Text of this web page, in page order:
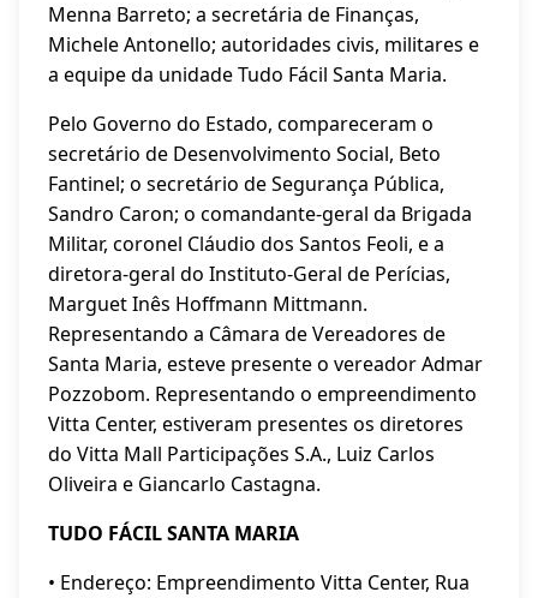
Menna Barreto; a secretária de Finanças,
Michele Antonello; autoridades civis, militares e
a equipe da unidade Tudo Fácil Santa Maria.
Pelo Governo do Estado, compareceram o
secretário de Desenvolvimento Social, Beto
Fantinel; o secretário de Segurança Pública,
Sandro Caron; o comandante-geral da Brigada
Militar, coronel Cláudio dos Santos Feoli, e a
diretora-geral do Instituto-Geral de Perícias,
Marguet Inês Hoffmann Mittmann.
Representando a Câmara de Vereadores de
Santa Maria, esteve presente o vereador Admar
Pozzobom. Representando o empreendimento
Vitta Center, estiveram presentes os diretores
do Vitta Mall Participações S.A., Luiz Carlos
Oliveira e Giancarlo Castagna.
TUDO FÁCIL SANTA MARIA
• Endereço: Empreendimento Vitta Center, Rua